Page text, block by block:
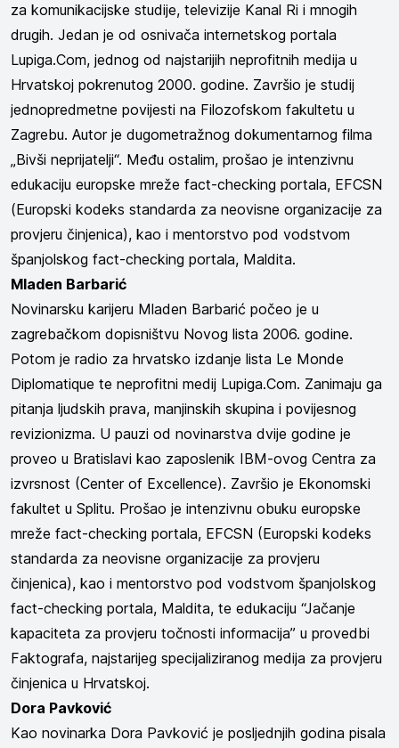
za komunikacijske studije, televizije Kanal Ri i mnogih
drugih. Jedan je od osnivača internetskog portala
Lupiga.Com, jednog od najstarijih neprofitnih medija u
Hrvatskoj pokrenutog 2000. godine. Završio je studij
jednopredmetne povijesti na Filozofskom fakultetu u
Zagrebu. Autor je dugometražnog dokumentarnog filma
„Bivši neprijatelji“. Među ostalim, prošao je intenzivnu
edukaciju europske mreže fact-checking portala, EFCSN
(Europski kodeks standarda za neovisne organizacije za
provjeru činjenica), kao i mentorstvo pod vodstvom
španjolskog fact-checking portala, Maldita.
Mladen Barbarić
Novinarsku karijeru Mladen Barbarić počeo je u
zagrebačkom dopisništvu Novog lista 2006. godine.
Potom je radio za hrvatsko izdanje lista Le Monde
Diplomatique te neprofitni medij Lupiga.Com. Zanimaju ga
pitanja ljudskih prava, manjinskih skupina i povijesnog
revizionizma. U pauzi od novinarstva dvije godine je
proveo u Bratislavi kao zaposlenik IBM-ovog Centra za
izvrsnost (Center of Excellence). Završio je Ekonomski
fakultet u Splitu. Prošao je intenzivnu obuku europske
mreže fact-checking portala, EFCSN (Europski kodeks
standarda za neovisne organizacije za provjeru
činjenica), kao i mentorstvo pod vodstvom španjolskog
fact-checking portala, Maldita, te edukaciju “Jačanje
kapaciteta za provjeru točnosti informacija” u provedbi
Faktografa, najstarijeg specijaliziranog medija za provjeru
činjenica u Hrvatskoj.
Dora Pavković
Kao novinarka Dora Pavković je posljednjih godina pisala